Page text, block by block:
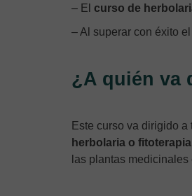
– El curso de
– Al superar con éxito
¿A quién va
Este curso va dirigido
herbolaria o fitoterapia
las plantas